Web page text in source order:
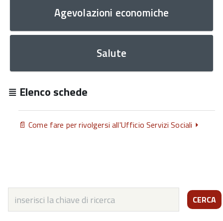
Agevolazioni economiche
Salute
Elenco schede
Come fare per rivolgersi all'Ufficio Servizi Sociali
CERCA